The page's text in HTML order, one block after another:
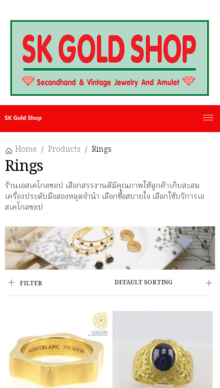
Home / Products / Rings
Rings
ร้านเอสเคโกลชอป เลือกสรรงานดีมีคุณภาพให้ลูกค้าเก็บสะสม
เครื่องประดับมือสองหลุดจำนำ เลือกซื้อสบายใจ เลือกใช้บริการเอ
สเคโกลชอป
FILTER DEFAULT SORTING